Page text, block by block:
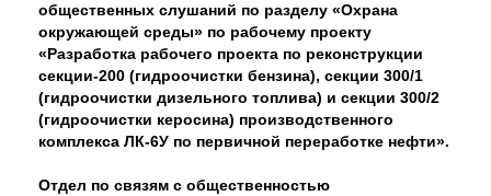
общественных слушаний по разделу «Охрана
окружающей среды» по рабочему проекту
«Разработка рабочего проекта по реконструкции
секции-200 (гидроочистки бензина), секции 300/1
(гидроочистки дизельного топлива) и секции 300/2
(гидроочистки керосина) производственного
комплекса ЛК-6У по первичной переработке нефти».
Отдел по связям с общественностью